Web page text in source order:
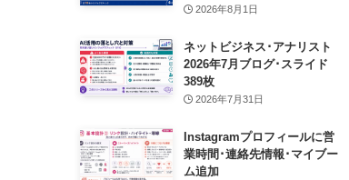
2026年8月1日
ネットビジネス･アナリスト
2026年7月ブログ･スライド
389枚
2026年7月31日
Instagramプロフィールに営
業時間･連絡先情報･マイブー
ム追加